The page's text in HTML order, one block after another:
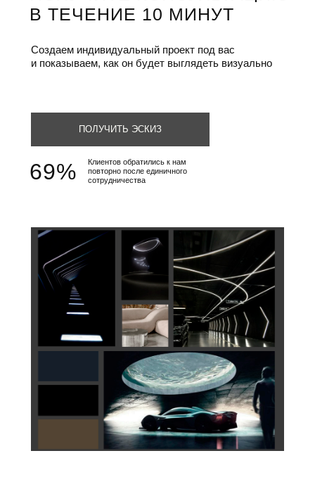
В ТЕЧЕНИЕ 10 МИНУТ
ПОЛУЧИТЬ ЭСКИЗ
Создаем индивидуальный проект под вас
и показываем, как он будет выглядеть визуально
69%
Клиентов обратились к нам
повторно после единичного
сотрудничества